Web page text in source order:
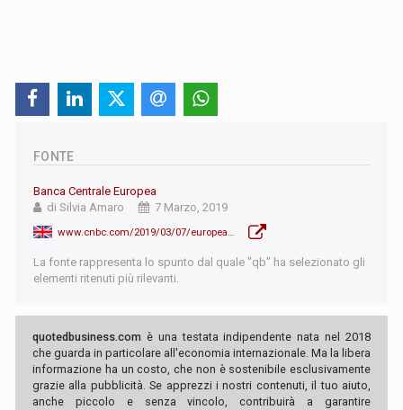
FONTE
Banca Centrale Europea
di Silvia Amaro
7 Marzo, 2019
www.cnbc.com/2019/03/07/european-central-bank-march-2019-interest-rate-decision.html
La fonte rappresenta lo spunto dal quale "qb" ha selezionato gli
elementi ritenuti più rilevanti.
quotedbusiness.com è una testata indipendente nata nel 2018
che guarda in particolare all'economia internazionale. Ma la libera
informazione ha un costo, che non è sostenibile esclusivamente
grazie alla pubblicità. Se apprezzi i nostri contenuti, il tuo aiuto,
anche piccolo e senza vincolo, contribuirà a garantire